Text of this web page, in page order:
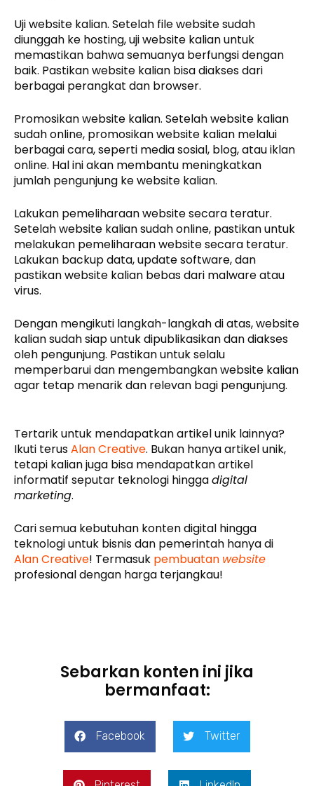
Uji website kalian. Setelah file website sudah
diunggah ke hosting, uji website kalian untuk
memastikan bahwa semuanya berfungsi dengan
baik. Pastikan website kalian bisa diakses dari
berbagai perangkat dan browser.
Promosikan website kalian. Setelah website kalian
sudah online, promosikan website kalian melalui
berbagai cara, seperti media sosial, blog, atau iklan
online. Hal ini akan membantu meningkatkan
jumlah pengunjung ke website kalian.
Lakukan pemeliharaan website secara teratur.
Setelah website kalian sudah online, pastikan untuk
melakukan pemeliharaan website secara teratur.
Lakukan backup data, update software, dan
pastikan website kalian bebas dari malware atau
virus.
Dengan mengikuti langkah-langkah di atas, website
kalian sudah siap untuk dipublikasikan dan diakses
oleh pengunjung. Pastikan untuk selalu
memperbarui dan mengembangkan website kalian
agar tetap menarik dan relevan bagi pengunjung.
Tertarik untuk mendapatkan artikel unik lainnya?
Ikuti terusAlan Creative. Bukan hanya artikel unik,
tetapi kalian juga bisa mendapatkan artikel
informatif seputar teknologi hinggadigital
marketing.
Cari semua kebutuhan konten digital hingga
teknologi untuk bisnis dan pemerintah hanya di
Alan Creative! Termasuk pembuatan website
profesional dengan harga terjangkau!
Sebarkan konten ini jika
bermanfaat:
Facebook Twitter